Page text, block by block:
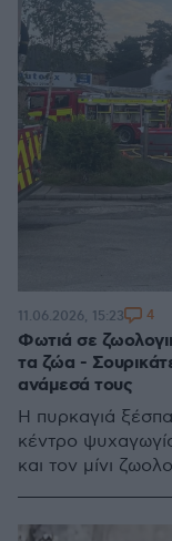
Φωτιά σε
τα ζώα -
ανάμεσά τους
Η πυρκαγιά
κέντρο
και τον μίνι
11.06.2026, 15:23 4